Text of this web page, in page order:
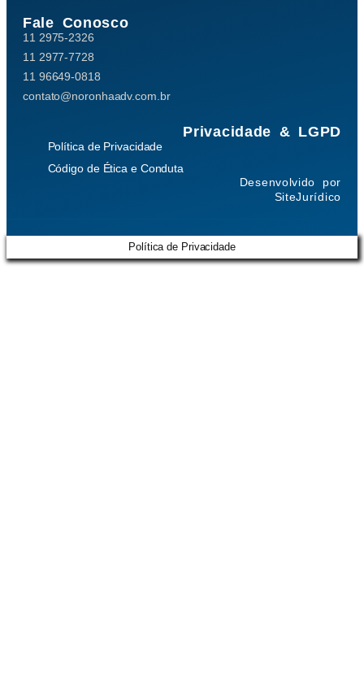
Fale Conosco
11 2975-2326
11 2977-7728
11 96649-0818
contato@noronhaadv.com.br
Privacidade & LGPD
Política de Privacidade
Código de Ética e Conduta
Desenvolvido por
SiteJurídico
Política de Privacidade